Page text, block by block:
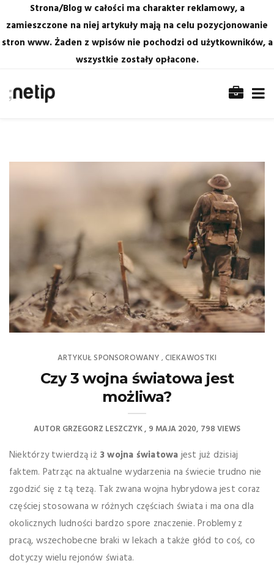
Strona/Blog w całości ma charakter reklamowy, a
zamieszczone na niej artykuły mają na celu pozycjonowanie
stron www. Żaden z wpisów nie pochodzi od użytkowników, a
wszystkie zostały opłacone.
ARTYKUŁ SPONSOROWANY ,CIEKAWOSTKI
Czy 3 wojna światowa jest
możliwa?
AUTORGRZEGORZ LESZCZYK 9 MAJA 2020 798 VIEWS
Niektórzy twierdzą iż 3 wojna światowajest już dzisiaj
faktem. Patrząc na aktualne wydarzenia na świecie trudno nie
zgodzić się z tą tezą. Tak zwana wojna hybrydowa jest coraz
częściej stosowana w różnych częściach świata i ma ona dla
okolicznych ludności bardzo spore znaczenie. Problemy z
pracą, wszechobecne braki w lekach a także głód to coś, co
dotyczy wielu rejonów świata.